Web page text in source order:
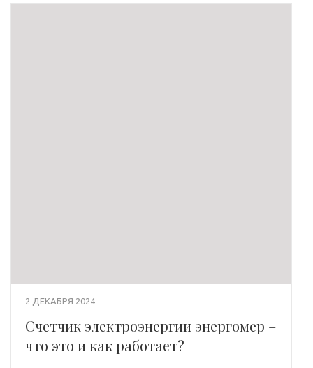
2 ДЕКАБРЯ 2024
Счетчик электроэнергии энергомер –
что это и как работает?